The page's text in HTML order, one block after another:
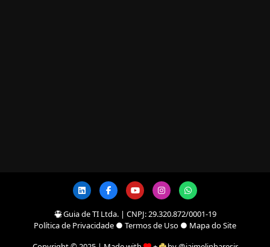
Guia de TI Ltda. | CNPJ: 29.320.872/0001-19
Política de Privacidade ● Termos de Uso ● Mapa do Site